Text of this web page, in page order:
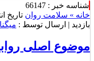
شناسه خبر : 66147
خانه » سلامت روان تاریخ انتشار : 08
بازدید | ارسال توسط : میگنا
موضوع اصلی